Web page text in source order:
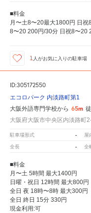
■料金
月〜土8〜20最大1800円 日
8〜20 200円/30分 日祝8〜20
1 人がお気に入りの駐車場
ID:305172550
エコロパーク 内淡路町第1
大阪外語専門学校から 65m
大阪府大阪市中央区内淡路町
駐車場形式 - 屋
全長 - 全
■料金
月〜土 5時間 最大1400円
日曜・祝日 12時間 最大800円
全日 夜 18時〜8時 最大300円
全日 終日 15分 330円
現金利用:可